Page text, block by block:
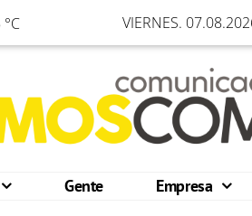
VIERNES.
Gente Empresa